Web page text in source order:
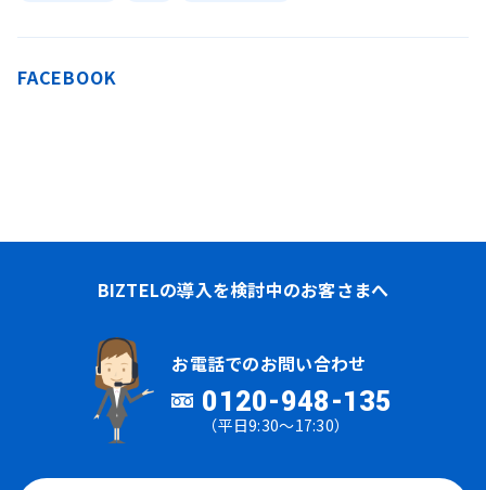
FACEBOOK
BIZTELの導入を検討中のお客さまへ
お電話でのお問い合わせ
0120-948-135
（平日9:30～17:30）